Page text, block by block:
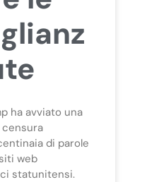
ha avviato una
censura
di parole
web
statunitensi.